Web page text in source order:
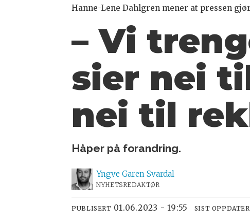
Hanne-Lene Dahlgren mener at pressen
– Vi
sier nei
nei til
Håper på forandring.
Yngve Garen Svardal
NYHETSREDAKTØR
PUBLISERT 01.06.2023 - 19:55 SIST